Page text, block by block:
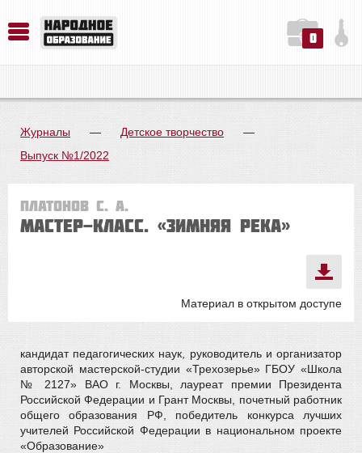
0
Журналы — Детское творчество
—
Выпуск №1/2022
Платонов С. А.
Мастер-класс. «ЗИМНЯЯ РЕКА»
Материал в открытом доступе
кандидат педагогических наук, руководитель и организатор
авторской мастерской-студии «Трехозерье» ГБОУ «Школа
№ 2127» ВАО г. Москвы, лауреат премии Президента
Российской Федерации и Грант Москвы, почетный работник
общего образования РФ, победитель конкурса лучших
учителей Российской Федерации в национальном проекте
«Образование»